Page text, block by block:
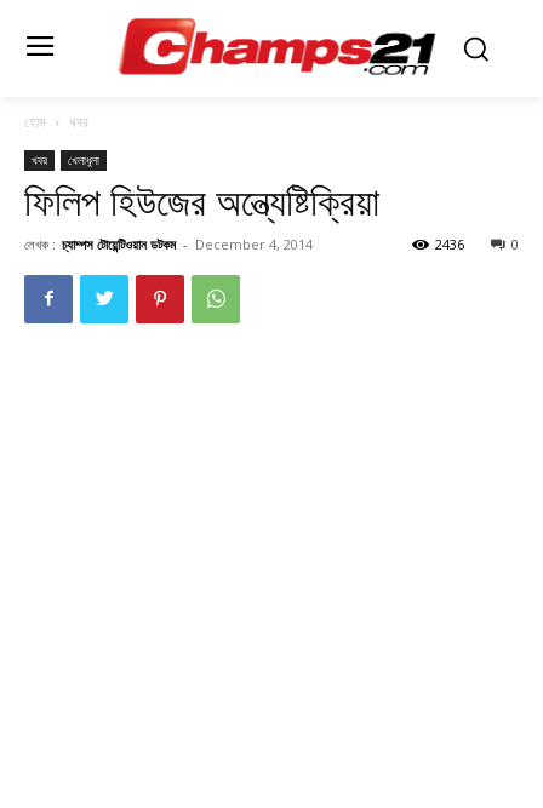
হোম খবর
খবর খেলাধুলা
ফিলিপ হিউজের অন্ত্যেষ্টিক্রিয়া
লেখক : চ্যাম্পস টোয়েন্টিওয়ান ডটকম - December 4, 2014 0
2436